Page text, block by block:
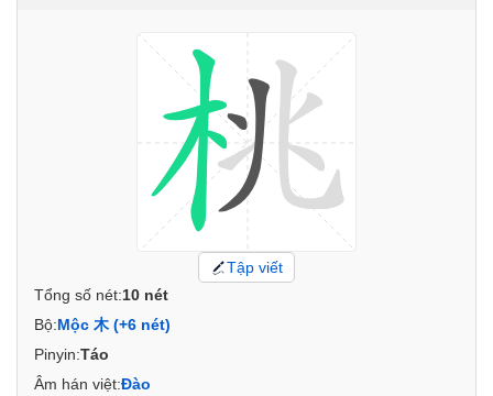
Tập viết
Tổng số nét:10 nét
Bộ:Mộc 木 (+6 nét)
Pinyin:Táo
Âm hán việt:Đào